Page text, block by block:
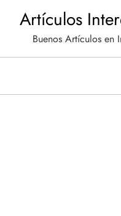
contenido
Artículos
Buenos Artículos en